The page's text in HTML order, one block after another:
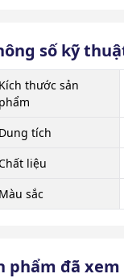
số kỹ
Kích thước sản
phẩm
Dung tích
liệu
Màu sắc
phẩm đã xem